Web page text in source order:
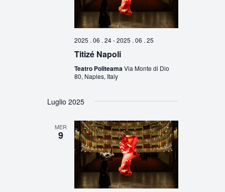
2025 . 06 . 24-2025 . 06 . 25
Titizé Napoli
Teatro PoliteamaVia Monte di Dio
80, Naples, Italy
Luglio 2025
MER
9